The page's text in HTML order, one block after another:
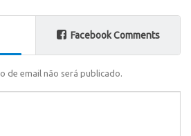
Facebook Comments
de email não será publicado.